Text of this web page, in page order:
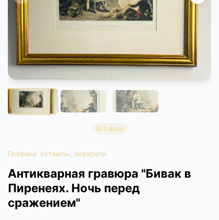
КОНТАКТЫ
3 фото
Графика: эстампы, акварели
Антикварная гравюра "Бивак в
Пиренеях. Ночь перед
сражением"